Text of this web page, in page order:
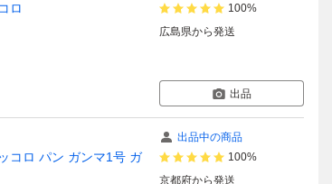
ロ
100%
広島県から発送
出品
コロ パン ガンマ1号 ガ
出品中の商品
100%
京都府から発送